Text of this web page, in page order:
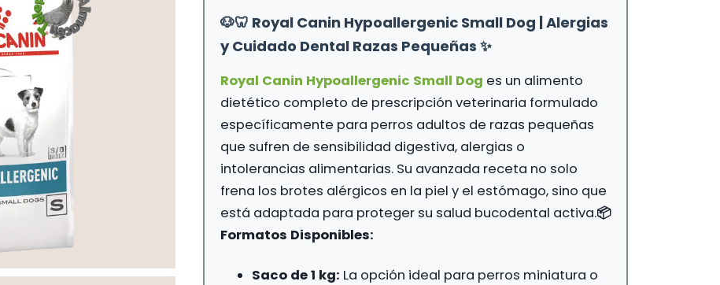
desde
16,50 €
hasta
🐶🦷 Royal Canin Hypoallergenic Small Dog | Alergias
y Cuidado Dental Razas Pequeñas ✨
Royal Canin Hypoallergenic Small Dog es un alimento
dietético completo de prescripción veterinaria formulado
específicamente para perros adultos de razas pequeñas
que sufren de sensibilidad digestiva, alergias o
intolerancias alimentarias. Su avanzada receta no solo
frena los brotes alérgicos en la piel y el estómago, sino que
está adaptada para proteger su salud bucodental activa.📦
Formatos Disponibles:
Saco de 1 kg: La opción ideal para perros miniatura o